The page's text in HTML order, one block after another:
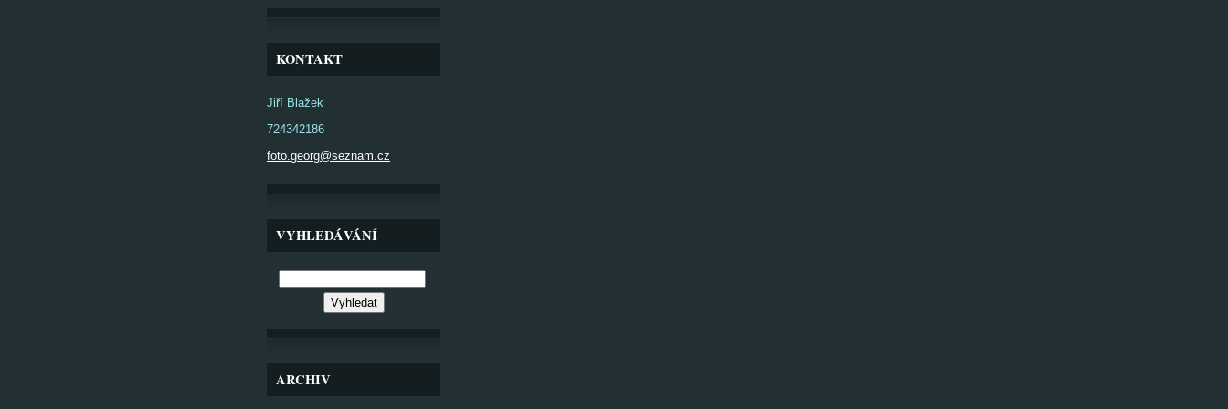
KONTAKT
Jiří Blažek
724342186
foto.georg@seznam.cz
VYHLEDÁVÁNÍ
ARCHIV